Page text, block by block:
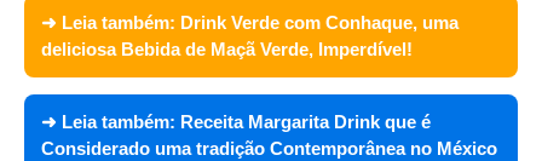
➜ Leia também: Drink Verde com Conhaque, uma
deliciosa Bebida de Maçã Verde, Imperdível!
➜ Leia também: Receita Margarita Drink que é
Considerado uma tradição Contemporânea no México